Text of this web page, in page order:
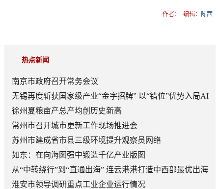
作者： 编辑： 陈茜
热点新闻
南京市政府召开常务会议
无锡再度斩获国家级产业“金字招牌” 以“错位”优势入局AI
顶层赛道
徐州夏粮亩产总产均创历史新高
常州市召开城市更新工作现场推进会
苏州市建成省市县三级环境提升观察员网络
如东：在向海图强中锻造千亿产业版图
从“中转绕行”到“直通出海” 连云港港打造中西部最优出海
口
淮安市领导调研重点工业企业运行情况